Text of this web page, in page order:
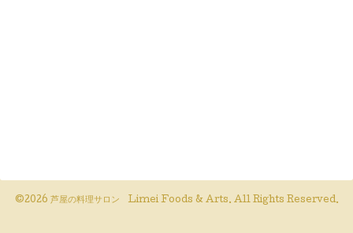
©2026 芦屋の料理サロン Limei Foods & Arts. All Rights Reserved.